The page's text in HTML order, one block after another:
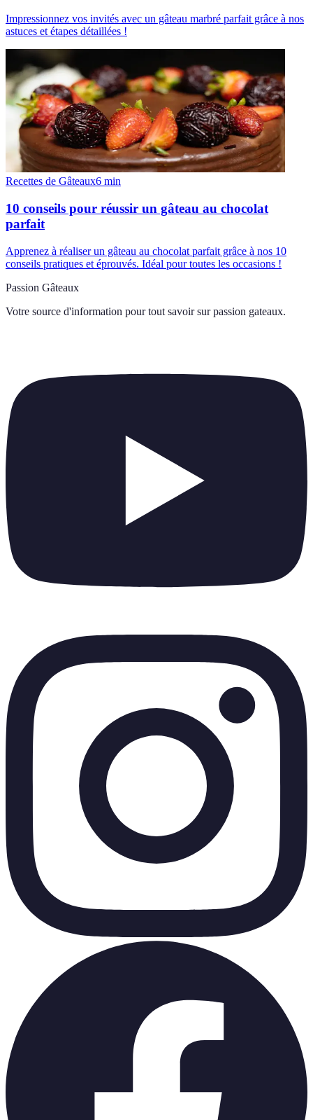
Impressionnez vos invités avec un gâteau marbré parfait grâce à nos
astuces et étapes détaillées !
Recettes de Gâteaux6 min
10 conseils pour réussir un gâteau au chocolat
parfait
Apprenez à réaliser un gâteau au chocolat parfait grâce à nos 10
conseils pratiques et éprouvés. Idéal pour toutes les occasions !
Passion Gâteaux
Votre source d'information pour tout savoir sur passion gateaux.